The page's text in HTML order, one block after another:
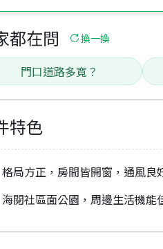
都在問 換一換
門口道路多寬？
特色
格局方正，房間皆開窗，通風良
海閱社區面公園，周邊生活機能